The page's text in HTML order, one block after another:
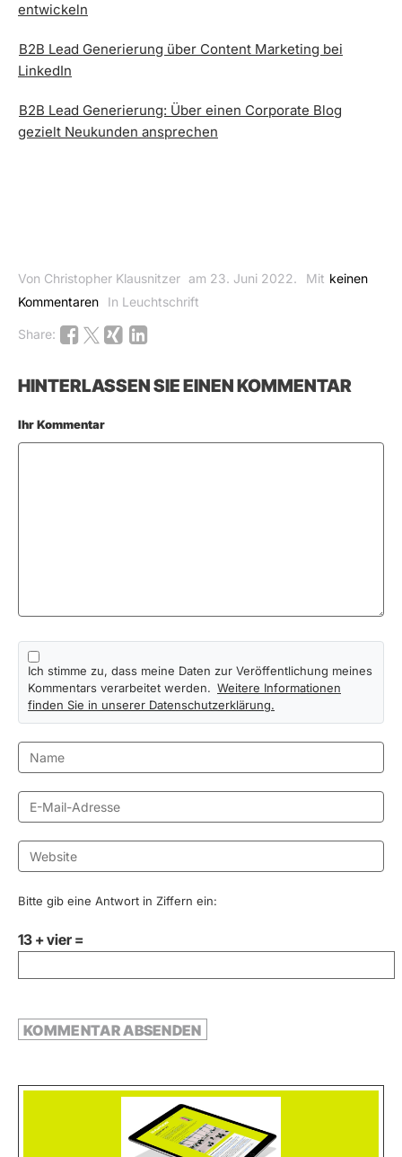
entwickeln
B2B Lead Generierung über Content Marketing bei
LinkedIn
B2B Lead Generierung: Über einen Corporate Blog
gezielt Neukunden ansprechen
Von Christopher Klausnitzer am 23. Juni 2022. Mit keinen
Kommentaren
In Leuchtschrift
Share:
HINTERLASSEN SIE EINEN KOMMENTAR
Ihr Kommentar
Ich stimme zu, dass meine Daten zur Veröffentlichung meines
Kommentars verarbeitet werden. Weitere Informationen
finden Sie in unserer Datenschutzerklärung.
Bitte gib eine Antwort in Ziffern ein:
13 + vier =